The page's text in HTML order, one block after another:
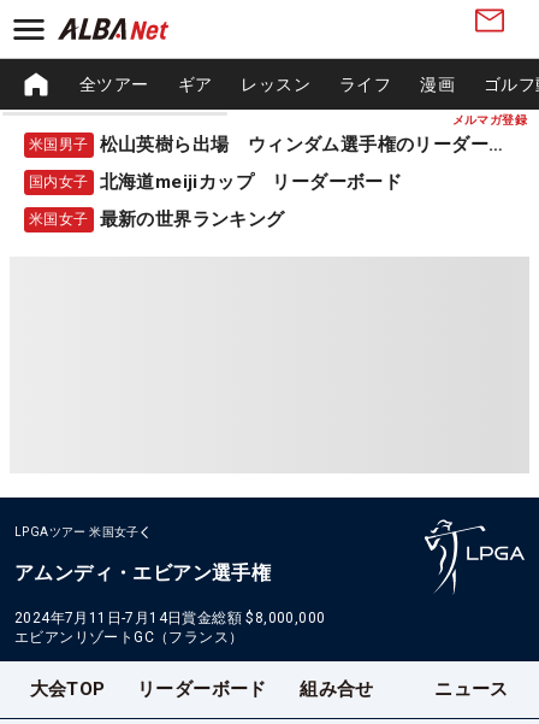
メルマガ登録
全ツアー ギア レッスン ライフ 漫画 ゴル
米国男子 松山英樹ら出場 ウィンダム選手権のリーダーボード
国内女子 北海道meijiカップ リーダーボード
米国女子 最新の世界ランキング
LPGAツアー 米国女子
アムンディ・エビアン選手権
2024年7月11日-7月14日賞金総額 $8,000,000
エビアンリゾートGC（フランス）
大会TOP リーダーボード 組み合せ ニュース